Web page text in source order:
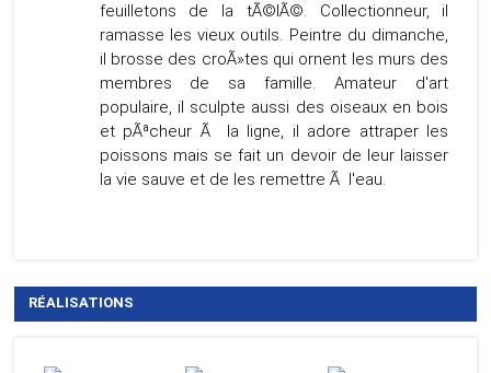
feuilletons de la tÃ©lÃ©. Collectionneur, il
ramasse les vieux outils. Peintre du dimanche,
il brosse des croÃ»tes qui ornent les murs des
membres de sa famille. Amateur d'art
populaire, il sculpte aussi des oiseaux en bois
et pÃªcheur Ã la ligne, il adore attraper les
poissons mais se fait un devoir de leur laisser
la vie sauve et de les remettre Ã l'eau.
RÉALISATIONS